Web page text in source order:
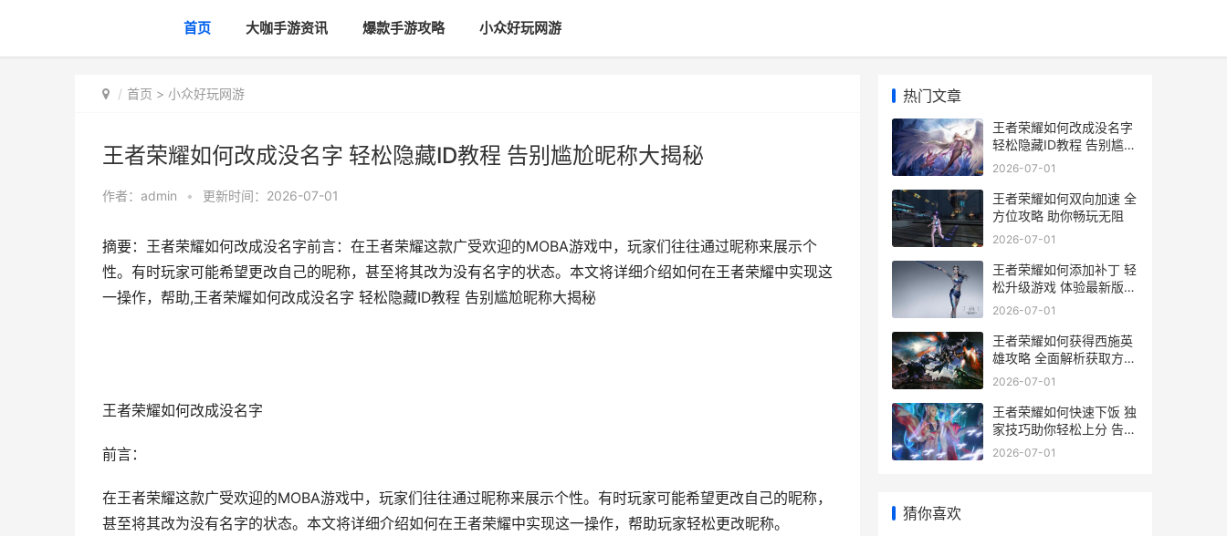
首页 大咖手游资讯 爆款手游攻略 小众好玩网游
首页 > 小众好玩网游
王者荣耀如何改成没名字 轻松隐藏ID教程 告别尴尬昵称大揭秘
作者： admin • 更新时间：2026-07-01
摘要：王者荣耀如何改成没名字前言：在王者荣耀这款广受欢迎的MOBA游戏中，玩家们往往通过昵称来展示个
性。有时玩家可能希望更改自己的昵称，甚至将其改为没有名字的状态。本文将详细介绍如何在王者荣耀中实现这
一操作，帮助,王者荣耀如何改成没名字 轻松隐藏ID教程 告别尴尬昵称大揭秘
王者荣耀如何改成没名字
前言：
在王者荣耀这款广受欢迎的MOBA游戏中，玩家们往往通过昵称来展示个性。有时玩家可能希望更改自己的昵称，
甚至将其改为没有名字的状态。本文将详细介绍如何在王者荣耀中实现这一操作，帮助玩家轻松更改昵称。
热门文章
王者荣耀如何改成没名字
轻松隐藏ID教程 告别尴尬
昵称大揭秘
2026-07-01
王者荣耀如何双向加速 全
方位攻略 助你畅玩无阻
2026-07-01
王者荣耀如何添加补丁 轻
松升级游戏 体验最新版本
攻略
2026-07-01
王者荣耀如何获得西施英
雄攻略 全面解析获取方法
与技巧
2026-07-01
王者荣耀如何快速下饭 独
家技巧助你轻松上分 告别
低级局
2026-07-01
猜你喜欢